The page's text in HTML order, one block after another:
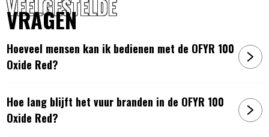
VEELGESTELDE
VRAGEN
Hoeveel mensen kan ik bedienen met de OFYR 100
Oxide Red?
Hoe lang blijft het vuur branden in de OFYR 100
Oxide Red?